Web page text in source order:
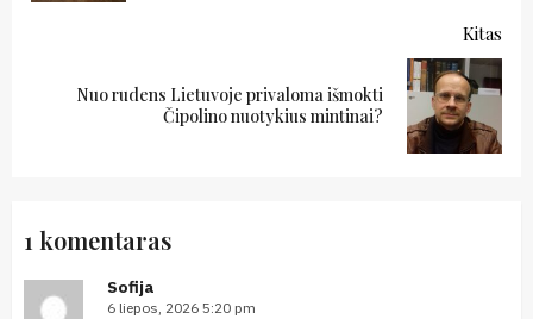
Kitas
Kitas:Nuo rudens Lietuvoje privaloma išmokti
Čipolino nuotykius mintinai?
1 komentaras
Sofija
6 liepos, 2026 5:20 pm